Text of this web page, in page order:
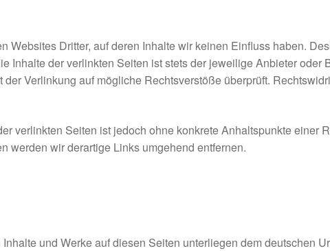
Websites Dritter, auf deren Inhalte wir keinen Einfluss haben.
Inhalte der verlinkten Seiten ist stets der jeweilige Anbieter oder
Verlinkung auf mögliche Rechtsverstöße überprüft.
verlinkten Seiten ist jedoch ohne konkrete Anhaltspunkte einer
werden wir derartige Links umgehend entfernen.
und Werke auf diesen Seiten unterliegen dem deutschen